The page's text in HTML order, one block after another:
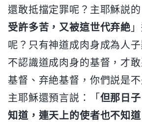
還敢抵擋定罪呢？主耶穌説的
受許多苦，又被這世代弃絶
呢？只有神道成肉身成為人
不認識道成肉身的基督，才
基督、弃絶基督，你們説是不
主耶穌還預言説：「 但那日
知道，連天上的使者也不知